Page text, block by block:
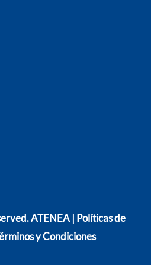
ATENEA | Políticas de
y Condiciones